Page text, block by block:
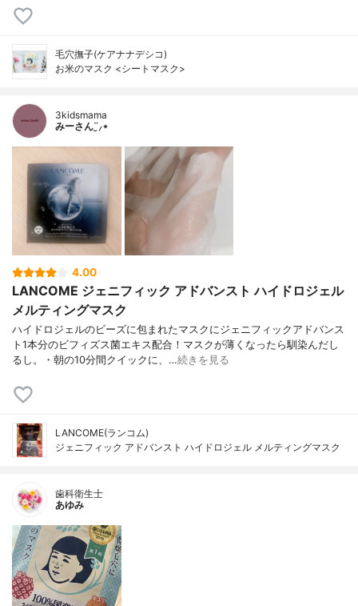
毛穴撫子(ケアナナデシコ)
お米のマスク <シートマスク>
3kidsmama
みーさん¨̮⸝⋆
4.00
LANCOME ジェニフィック アドバンスト ハイドロジェル
メルティングマスク
ハイドロジェルのビーズに包まれたマスクにジェニフィックアドバンス
ト1本分のビフィズス菌エキス配合！マスクが薄くなったら馴染んだし
るし。・朝の10分間クイックに、…続きを見る
LANCOME(ランコム)
ジェニフィック アドバンスト ハイドロジェル メルティングマスク
歯科衛生士
あゆみ